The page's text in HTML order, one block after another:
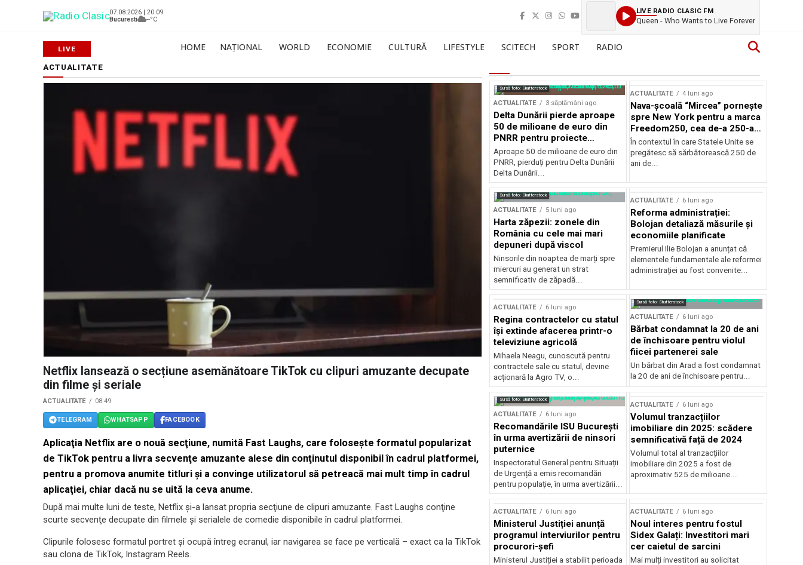
07.08.2026 | 20:09
Bucuresti
--°C
LIVE RADIO CLASIC FM
Queen - Who Wants to Live Forever
HOME NAȚIONAL WORLD ECONOMIE CULTURĂ LIFESTYLE SCITECH SPORT RADIO
ACTUALITATE
Netflix lansează o secțiune asemănătoare TikTok cu clipuri amuzante decupate
din filme şi seriale
ACTUALITATE 08:49
TELEGRAM WHATSAPP FACEBOOK
Aplicaţia Netflix are o nouă secţiune, numită Fast Laughs, care foloseşte formatul popularizat
de TikTok pentru a livra secvenţe amuzante alese din conţinutul disponibil în cadrul platformei,
pentru a promova anumite titluri şi a convinge utilizatorul să petreacă mai mult timp în cadrul
aplicaţiei, chiar dacă nu se uită la ceva anume.
După mai multe luni de teste, Netflix şi-a lansat propria secţiune de clipuri amuzante. Fast Laughs conţine
scurte secvenţe decupate din filmele şi serialele de comedie disponibile în cadrul platformei.
Clipurile folosesc formatul portret şi ocupă întreg ecranul, iar navigarea se face pe verticală – exact ca la TikTok
sau clona de TikTok, Instagram Reels.
Sursă foto: Shutterstock
ACTUALITATE 3 săptămâni ago
Delta Dunării pierde aproape
50 de milioane de euro din
PNRR pentru proiecte
esențiale
Aproape 50 de milioane de euro din
PNRR, pierduți pentru Delta Dunării
Delta Dunării...
ACTUALITATE 4 luni ago
Nava-școală “Mircea” pornește
spre New York pentru a marca
Freedom250, cea de-a 250-a
aniversare a Statelor Unite
În contextul în care Statele Unite se
pregătesc să sărbătorească 250 de
ani de...
Sursă foto: Shutterstock
ACTUALITATE 5 luni ago
Harta zăpezii: zonele din
România cu cele mai mari
depuneri după viscol
Ninsorile din noaptea de marți spre
miercuri au generat un strat
semnificativ de zăpadă...
ACTUALITATE 6 luni ago
Reforma administrației:
Bolojan detaliază măsurile și
economiile planificate
Premierul Ilie Bolojan a anunțat că
elementele fundamentale ale reformei
administrației au fost convenite...
ACTUALITATE 6 luni ago
Regina contractelor cu statul
își extinde afacerea printr-o
televiziune agricolă
Mihaela Neagu, cunoscută pentru
contractele sale cu statul, devine
acționară la Agro TV, o...
Sursă foto: Shutterstock
ACTUALITATE 6 luni ago
Bărbat condamnat la 20 de ani
de închisoare pentru violul
fiicei partenerei sale
Un bărbat din Arad a fost condamnat
la 20 de ani de închisoare pentru...
Sursă foto: Shutterstock
ACTUALITATE 6 luni ago
Recomandările ISU București
în urma avertizării de ninsori
puternice
Inspectoratul General pentru Situații
de Urgență a emis recomandări
pentru populație, în urma avertizării...
ACTUALITATE 6 luni ago
Volumul tranzacțiilor
imobiliare din 2025: scădere
semnificativă față de 2024
Volumul total al tranzacțiilor
imobiliare din 2025 a fost de
aproximativ 525 de milioane...
ACTUALITATE 6 luni ago
Ministerul Justiției anunță
programul interviurilor pentru
procurori-șefi
Ministerul Justiției a stabilit perioada
ACTUALITATE 6 luni ago
Noul interes pentru fostul
Sidex Galați: Investitori mari
cer caietul de sarcini
Mai mulți investitori au solicitat